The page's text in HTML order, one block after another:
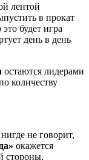
лентой
в прокат
будет игра
день в день
остаются лидерами
количеству
не говорит,
окажется
стороны,